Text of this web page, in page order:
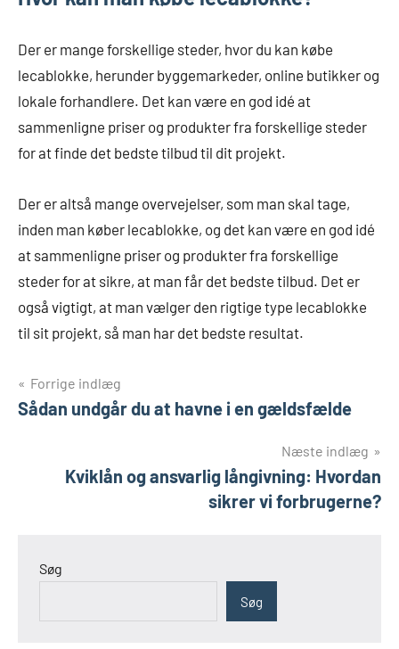
Der er mange forskellige steder, hvor du kan købe
lecablokke, herunder byggemarkeder, online butikker og
lokale forhandlere. Det kan være en god idé at
sammenligne priser og produkter fra forskellige steder
for at finde det bedste tilbud til dit projekt.
Der er altså mange overvejelser, som man skal tage,
inden man køber lecablokke, og det kan være en god idé
at sammenligne priser og produkter fra forskellige
steder for at sikre, at man får det bedste tilbud. Det er
også vigtigt, at man vælger den rigtige type lecablokke
til sit projekt, så man har det bedste resultat.
Indlægsnavigation
Forrige indlæg
Sådan undgår du at havne i en gældsfælde
Næste indlæg
Kviklån og ansvarlig långivning: Hvordan
sikrer vi forbrugerne?
Søg
Søg